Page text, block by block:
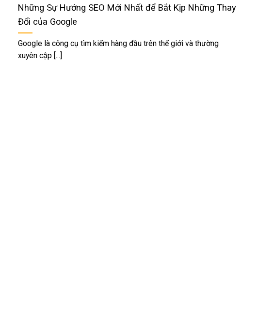
Những Sự Hướng SEO Mới Nhất để Bắt Kịp Những Thay
Đổi của Google
Google là công cụ tìm kiếm hàng đầu trên thế giới và thường
xuyên cập [...]